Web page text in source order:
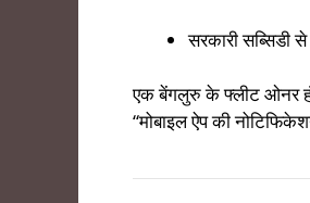
सरकारी सब्सिडी
एक बेंगलुरु के फ्लीट ओनर
“मोबाइल ऐप की